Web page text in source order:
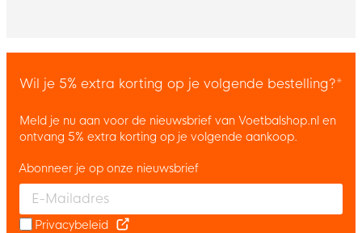
Wil je 5% extra korting op je volgende bestelling?*
Meld je nu aan voor de nieuwsbrief van Voetbalshop.nl en
ontvang 5% extra korting op je volgende aankoop.
Enter your email and accept the privacy policy to subscribe to
Abonneer je op onze nieuwsbrief
Privacybeleid